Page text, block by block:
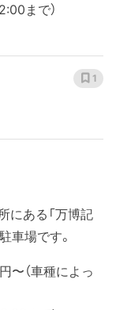
まで）
1
にある「万博記
車場です。
〜（車種によっ